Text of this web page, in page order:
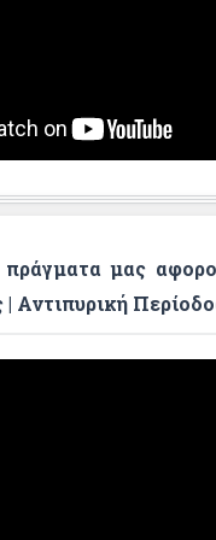
μας
| Αντιπυρική